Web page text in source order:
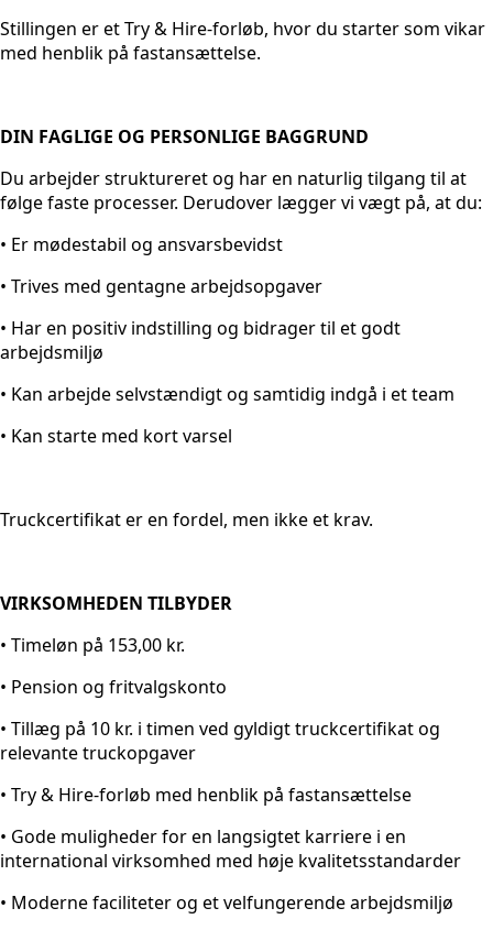
Stillingen er et Try & Hire-forløb, hvor du starter som vikar
med henblik på fastansættelse.
DIN FAGLIGE OG PERSONLIGE BAGGRUND
Du arbejder struktureret og har en naturlig tilgang til at
følge faste processer. Derudover lægger vi vægt på, at du:
• Er mødestabil og ansvarsbevidst
• Trives med gentagne arbejdsopgaver
• Har en positiv indstilling og bidrager til et godt
arbejdsmiljø
• Kan arbejde selvstændigt og samtidig indgå i et team
• Kan starte med kort varsel
Truckcertifikat er en fordel, men ikke et krav.
VIRKSOMHEDEN TILBYDER
• Timeløn på 153,00 kr.
• Pension og fritvalgskonto
• Tillæg på 10 kr. i timen ved gyldigt truckcertifikat og
relevante truckopgaver
• Try & Hire-forløb med henblik på fastansættelse
• Gode muligheder for en langsigtet karriere i en
international virksomhed med høje kvalitetsstandarder
• Moderne faciliteter og et velfungerende arbejdsmiljø